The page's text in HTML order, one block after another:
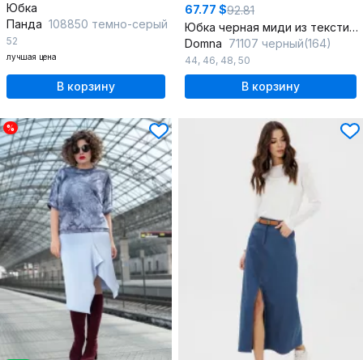
Юбка
Панда 108850 темно-серый
52
лучшая цена
В корзину
67.77 $92.81
Юбка черная миди из текстиля с разрезом и классическим силуэтом
Domna 71107 черный(164)
44, 46, 48, 50
В корзину
%